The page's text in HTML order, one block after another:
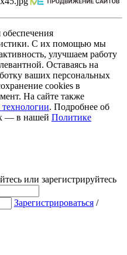
обеспечения
С их помощью мы
улучшаем работу
Оставаясь на
ваших персональных
cookies в
На сайте также
. Подробнее об
— в нашей Политике
или зарегистрируйтесь
Зарегистрироваться /